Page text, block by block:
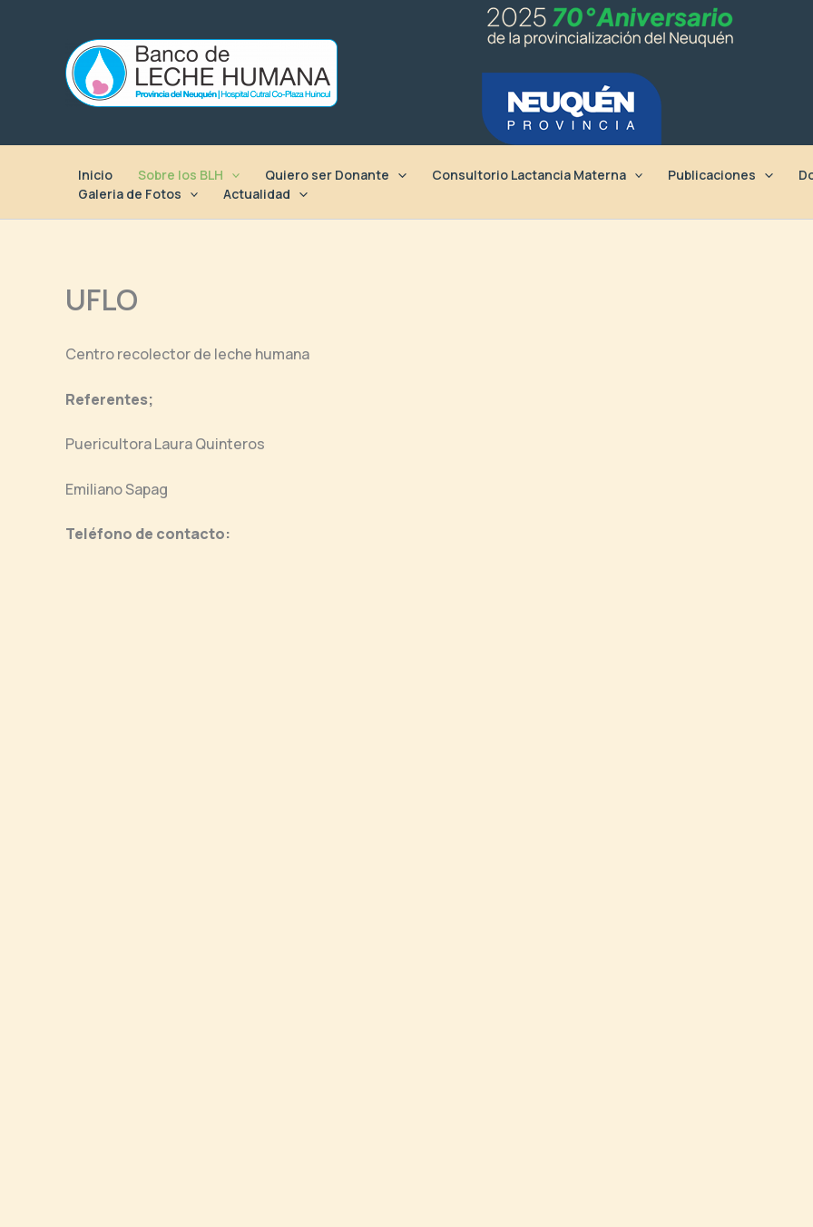
contenido
Inicio Sobre los BLH Quiero ser Donante Consultorio Lactancia Materna Publicaciones
Galeria de Fotos
Actualidad
UFLO
Centro recolector de leche humana
Referentes;
Puericultora Laura Quinteros
Emiliano Sapag
Teléfono de contacto: